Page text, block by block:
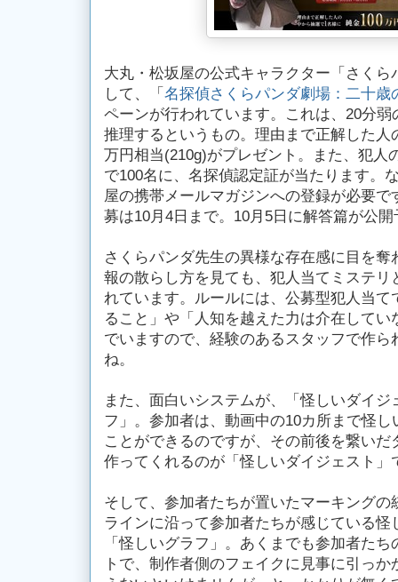
大丸・松坂屋の公式キャラクター「さく
して、「 名探偵さくらパンダ劇場：二十歳
ペーンが行われています。これは、20分
推理するというもの。理由まで正解した人
万円相当(210g)がプレゼント。また、犯人
で100名に、名探偵認定証が当たります。
屋の携帯メールマガジンへの登録が必要
募は10月4日まで。10月5日に解答篇が公
さくらパンダ先生の異様な存在感に目を
報の散らし方を見ても、犯人当てミステ
れています。ルールには、公募型犯人当
ること」や「人知を越えた力は介在して
でいますので、経験のあるスタッフで作
ね。
また、面白いシステムが、「怪しいダイ
フ」。参加者は、動画中の10カ所まで怪
ことができるのですが、その前後を繋い
作ってくれるのが「怪しいダイジェスト」
そして、参加者たちが置いたマーキング
ラインに沿って参加者たちが感じている
「怪しいグラフ」。あくまでも参加者た
トで、制作者側のフェイクに見事に引っ